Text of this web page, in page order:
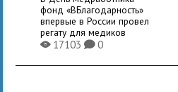
фонд «ВБлагодарность»
впервые в России провел
регату для медиков
X17103K0